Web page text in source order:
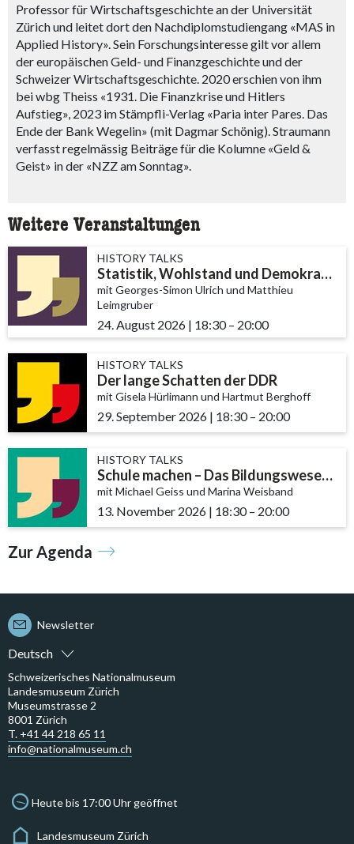
Professor für Wirtschaftsgeschichte an der Universität
Zürich und leitet dort den Nachdiplomstudiengang «MAS in
Applied History». Sein Forschungsinteresse gilt vor allem
der europäischen Geld- und Finanzgeschichte und der
Schweizer Wirtschaftsgeschichte. 2020 erschien von ihm
bei wbg Theiss «1931. Die Finanzkrise und Hitlers
Aufstieg», 2023 im Stämpfli-Verlag «Paria inter Pares. Das
Ende der Bank Wegelin» (mit Dagmar Schönig). Straumann
verfasst regelmässig Beiträge für die Kolumne «Geld &
Geist» in der «NZZ am Sonntag».
Weitere Veranstaltungen
HISTORY TALKS
Statistik, Wohlstand und Demokratie
mit Georges-Simon Ulrich und Matthieu
Leimgruber
24. August 2026 | 18:30accessibility.time_to
– 20:00
HISTORY TALKS
Der lange Schatten der DDR
mit Gisela Hürlimann und Hartmut Berghoff
29. September 2026 | 18:30– 20:00
HISTORY TALKS
Schule machen – Das Bildungswesen im KI-Zeitalter
mit Michael Geiss und Marina Weisband
13. November 2026 | 18:30– 20:00
Zur Agenda
Deutsch
Newsletter
Schweizerisches Nationalmuseum
Landesmuseum Zürich
Museumstrasse 2
8001 Zürich
T. +41 44 218 65 11
info@nationalmuseum.ch
Heute bis 17:00 Uhr geöffnet
Landesmuseum Zürich